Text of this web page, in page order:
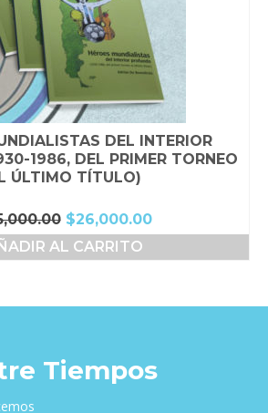
DEL INTERIOR
1986, DEL PRIMER TORNEO
ÚLTIMO TÍTULO)
El
precio
original
$26,000.00El
precio
AL CARRITO
Tiempos